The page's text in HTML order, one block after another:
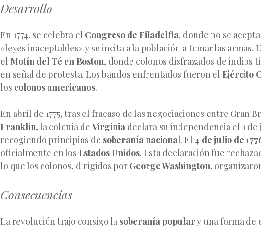
Desarrollo
En 1774, se celebra el Congreso de Filadelfia, donde no se
«leyes inaceptables» y se incita a la población a tomar las armas.
el Motín del Té en Boston, donde colonos disfrazados de indios
en señal de protesta. Los bandos enfrentados fueron el Ejército
los colonos americanos.
En abril de 1775, tras el fracaso de las negociaciones entre Gran
Franklin, la colonia de Virginia declara su independencia el 1 de
recogiendo principios de soberanía nacional. El 4 de julio de
oficialmente en los Estados Unidos. Esta declaración fue
lo que los colonos, dirigidos por George Washington,
Consecuencias
La revolución trajo consigo la soberanía populary una forma de